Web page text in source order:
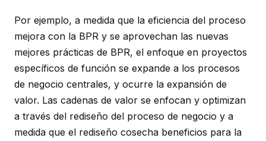
Por ejemplo, a medida que la eficiencia del proceso
mejora con la BPR y se aprovechan las nuevas
mejores prácticas de BPR, el enfoque en proyectos
específicos de función se expande a los procesos
de negocio centrales, y ocurre la expansión de
valor. Las cadenas de valor se enfocan y optimizan
a través del rediseño del proceso de negocio y a
medida que el rediseño cosecha beneficios para la